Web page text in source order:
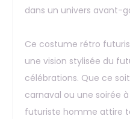
dans un univers avant-
Ce costume rétro
une vision stylisée du
célébrations. Que ce
carnaval ou une soirée
futuriste homme attire